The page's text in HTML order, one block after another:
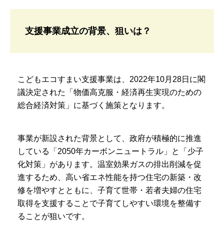
支援事業成立の背景、狙いは？
こどもエコすまい支援事業は、2022年10月28日に閣
議決定された「物価高克服・経済再生実現のための
総合経済対策」に基づく施策となります。
事業が新設された背景として、政府が積極的に推進
している「2050年カーボンニュートラル」と「少子
化対策」があります。温室効果ガスの排出削減を促
進するため、高い省エネ性能を持つ住宅の新築・改
修を増やすとともに、子育て世帯・若者夫婦の住宅
取得を支援することで子育てしやすい環境を整備す
ることが狙いです。